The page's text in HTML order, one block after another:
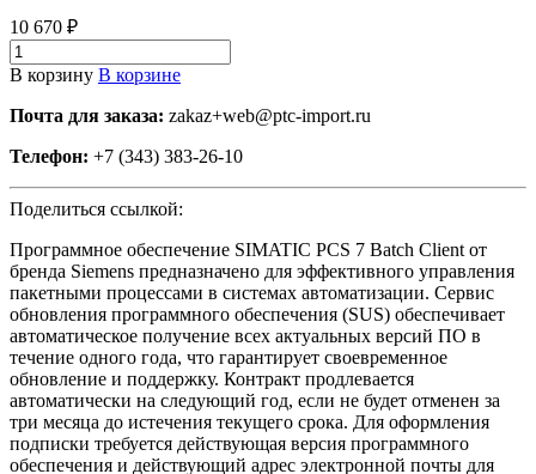
10 670 ₽
В корзину В корзине
Почта для заказа: zakaz+web@ptc-import.ru
Телефон: +7 (343) 383-26-10
Поделиться ссылкой:
Программное обеспечение SIMATIC PCS 7 Batch Client от
бренда Siemens предназначено для эффективного управления
пакетными процессами в системах автоматизации. Сервис
обновления программного обеспечения (SUS) обеспечивает
автоматическое получение всех актуальных версий ПО в
течение одного года, что гарантирует своевременное
обновление и поддержку. Контракт продлевается
автоматически на следующий год, если не будет отменен за
три месяца до истечения текущего срока. Для оформления
подписки требуется действующая версия программного
обеспечения и действующий адрес электронной почты для